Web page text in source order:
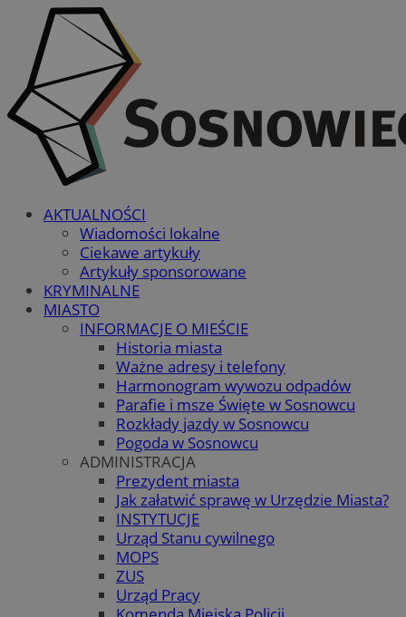
AKTUALNOŚCI
Wiadomości lokalne
Ciekawe artykuły
Artykuły sponsorowane
KRYMINALNE
MIASTO
INFORMACJE O MIEŚCIE
Historia miasta
Ważne adresy i telefony
Harmonogram wywozu odpadów
Parafie i msze Święte w Sosnowcu
Rozkłady jazdy w Sosnowcu
Pogoda w Sosnowcu
ADMINISTRACJA
Prezydent miasta
Jak załatwić sprawę w Urzędzie Miasta?
INSTYTUCJE
Urząd Stanu cywilnego
MOPS
ZUS
Urząd Pracy